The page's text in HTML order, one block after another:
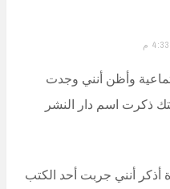
وأظن أنني وجدت
ذكرت اسم دار النشر
أذكر أنني جربت أحد الكتب